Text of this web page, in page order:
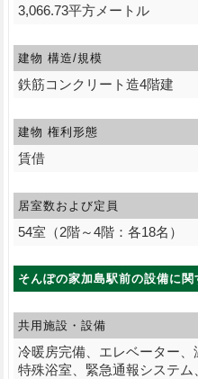
3,066.73平方メートル
建物 構造/規模
鉄筋コンクリート造4階建
建物 権利形態
賃借
居室数および定員
54室（2階～4階：各18名）
そんぽの家加島駅前の設備に関
共用施設・設備
冷暖房完備、エレベーター、
特殊浴室、緊急通報システム